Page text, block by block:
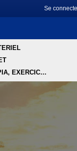
Se
EXERCIC…